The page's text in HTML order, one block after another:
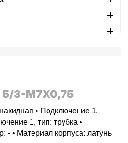
5/3-M7X0,75
• Подключение 1,
1, тип: трубка •
- • Материал корпуса: латунь